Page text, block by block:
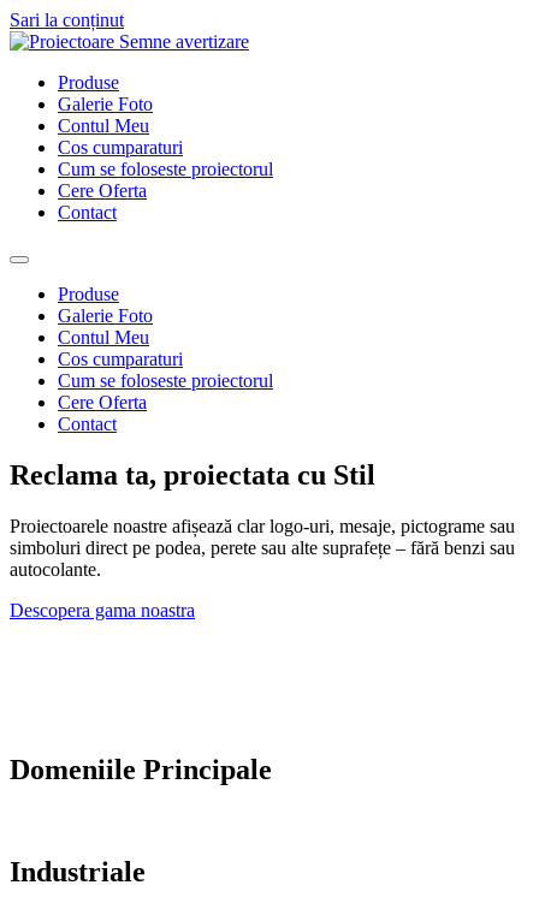
Sari la conținut
Produse
Galerie Foto
Contul Meu
Cos cumparaturi
Cum se foloseste proiectorul
Cere Oferta
Contact
Produse
Galerie Foto
Contul Meu
Cos cumparaturi
Cum se foloseste proiectorul
Cere Oferta
Contact
Reclama ta, proiectata cu Stil
Proiectoarele noastre afișează clar logo-uri, mesaje, pictograme sau
simboluri direct pe podea, perete sau alte suprafețe – fără benzi sau
autocolante.
Descopera gama noastra
Domeniile Principale
Industriale